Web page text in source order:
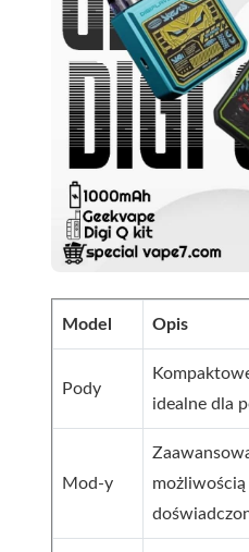
Model Opis
Pody
idealne dla
Mod-y